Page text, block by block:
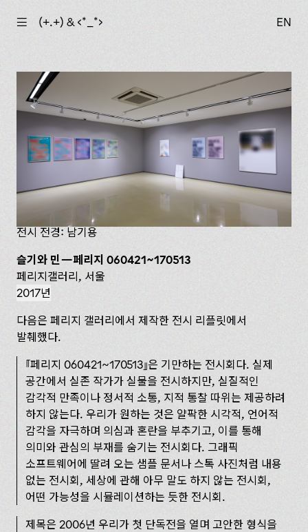
☰ (+.+) & ‹*_*› EN
전시 전경: 남기용
슬기와 민—페리지 060421~170513
페리지갤러리, 서울
2017년
다음은 페리지 갤러리에서 제작한 전시 리플릿에서
발췌했다.
페리지 060421~170513 은 기만하는 전시회다. 실제
공간에서 실존 작가가 실물을 전시하지만, 실질적인
감각적 만족이나 정서적 소통, 지적 통찰 따위는 제공하려
하지 않는다. 우리가 원하는 것은 얄팍한 시각적, 언어적
감각을 자극하며 의심과 혼란을 부추기고, 이를 통해
의미와 관심의 부재를 숨기는 전시회다. 그래픽
소프트웨어에 딸려 오는 샘플 문서나 스톡 사진처럼 내용
없는 전시회, 세상에 관해 아무 말도 하지 않는 전시회,
어떤 가능성을 시뮬레이션하는 듯한 전시회.
제목은 2006년 우리가 첫 단독전을 열며 고안한 형식을